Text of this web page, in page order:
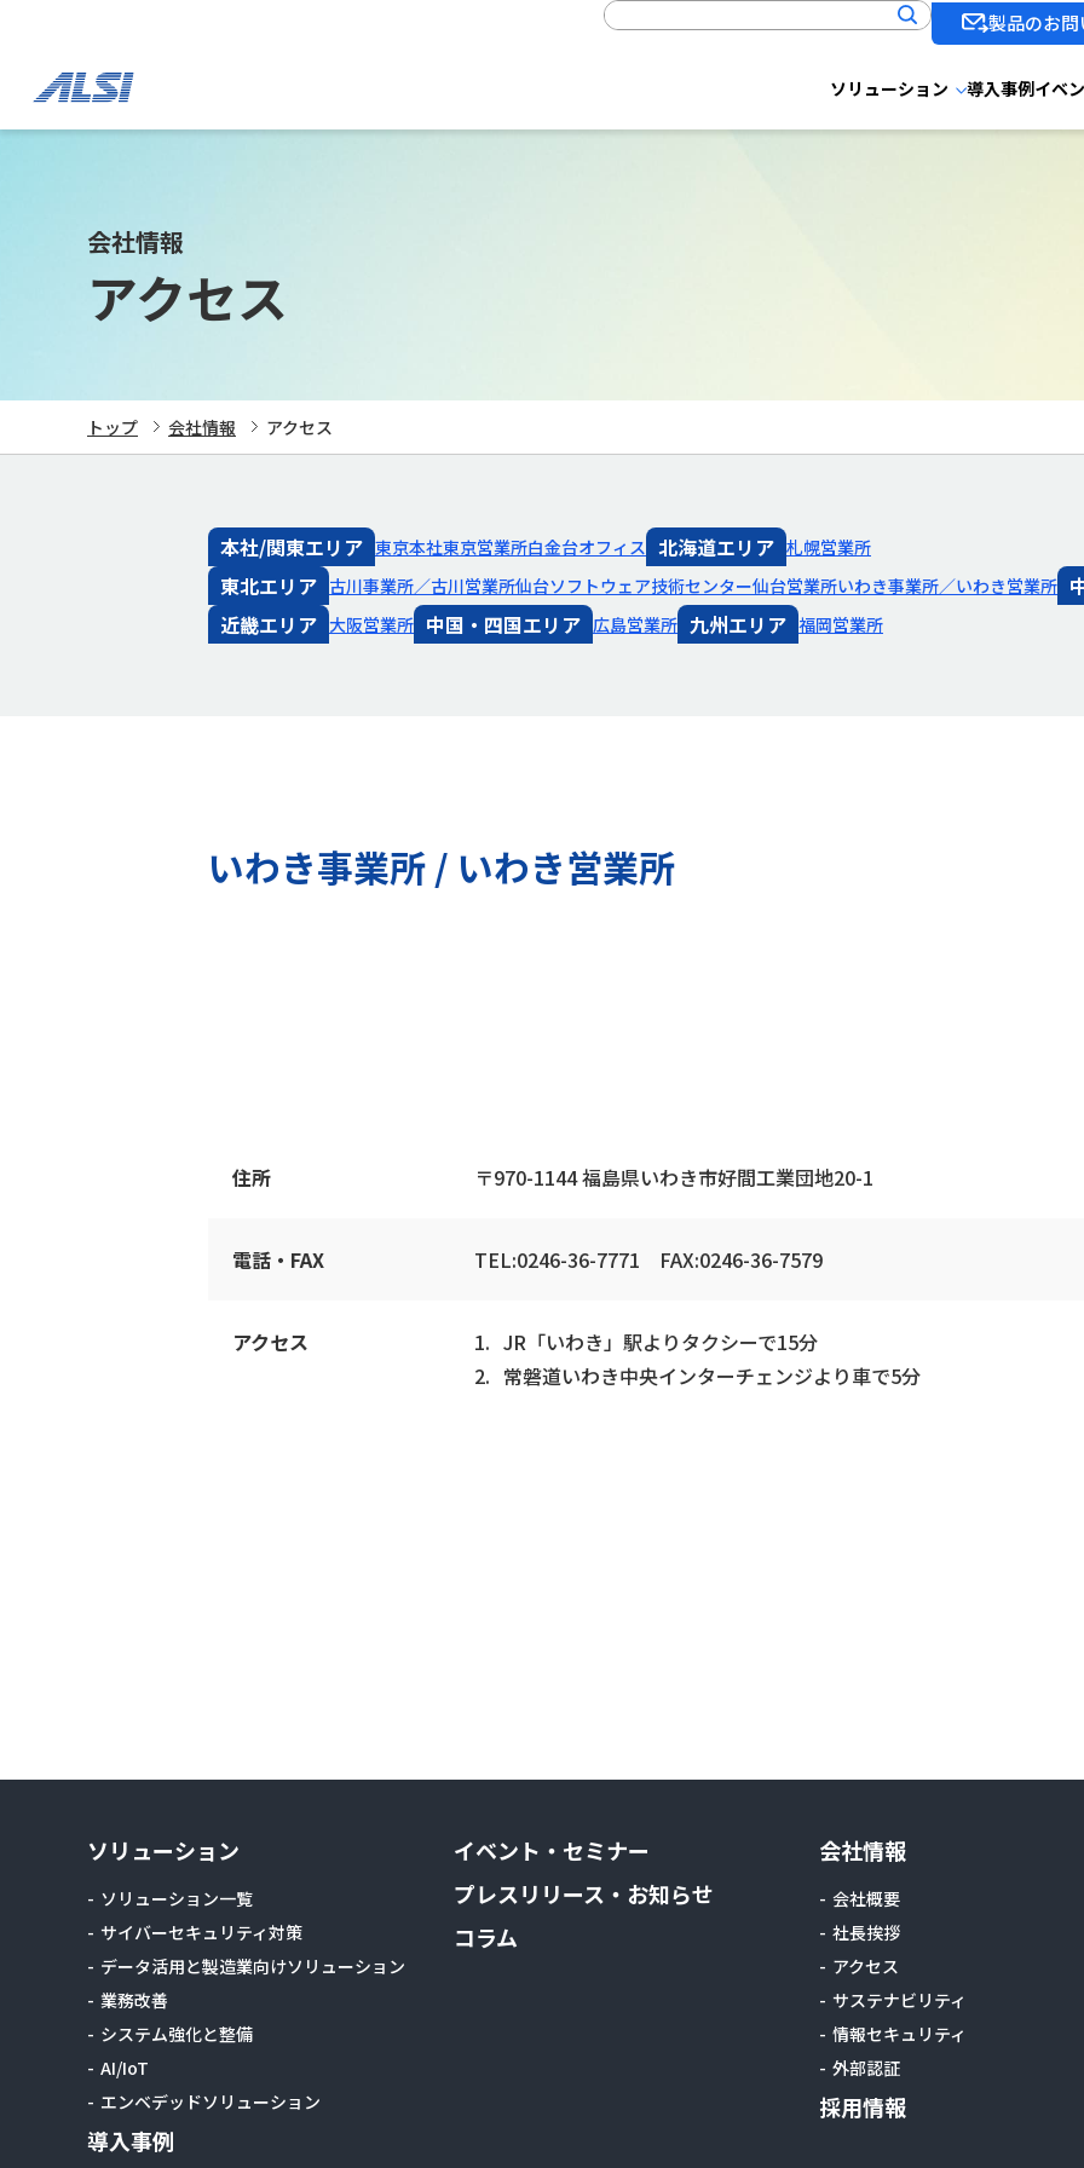
製品のお
ソリューション 導入事例イベ
会社情報
アクセス
トップ 会社情報 アクセス
本社/関東エリア 東京本社東京営業所白金台オフィス 北海道エリア 札幌営業所
東北エリア 古川事業所／古川営業所仙台ソフトウェア技術センター仙台営業所いわき事業所／いわき営業所
近畿エリア 大阪営業所 中国・四国エリア 広島営業所 九州エリア 福岡営業所
いわき事業所 / いわき営業所
住所 〒970-1144 福島県いわき市好間工業団地20-1
電話・FAX TEL:0246-36-7771 FAX:0246-36-7579
アクセス
JR「いわき」駅よりタクシーで15分
常磐道いわき中央インターチェンジより車で5分
ソリューション
ソリューション一覧
サイバーセキュリティ対策
データ活用と製造業向けソリューション
業務改善
システム強化と整備
AI/IoT
エンベデッドソリューション
導入事例
イベント・セミナー
プレスリリース・お知らせ
コラム
会社情報
会社概要
社長挨拶
アクセス
サステナビリティ
情報セキュリティ
外部認証
採用情報